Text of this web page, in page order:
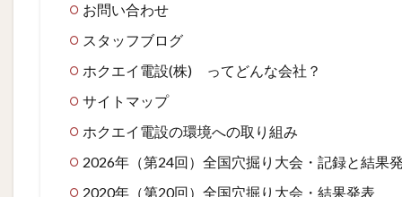
お問い合わせ
スタッフブログ
ホクエイ電設(株) ってどんな会社？
サイトマップ
ホクエイ電設の環境への取り組み
2026年（第24回）全国穴掘り大会・記録と結果
2020年（第20回）全国穴掘り大会・結果発表